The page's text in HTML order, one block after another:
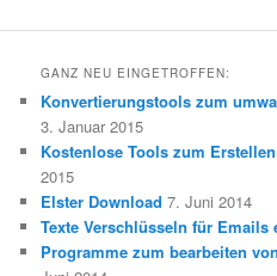
GANZ NEU EINGETROFFEN:
Konvertierungstools zum
3. Januar 2015
Kostenlose Tools zum
2015
Elster Download 7. Juni 2014
Texte Verschlüsseln für Emails
Programme zum bearbeiten